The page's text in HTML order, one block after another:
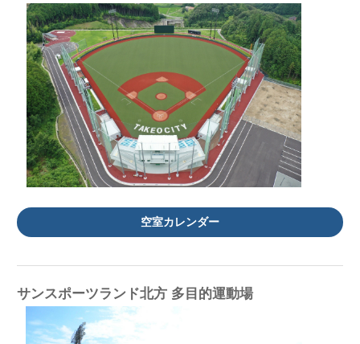
空室カレンダー
サンスポーツランド北方 多目的運動場